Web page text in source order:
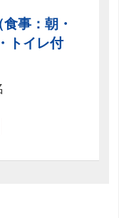
事：朝・
トイレ付